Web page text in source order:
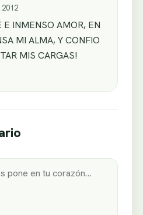
2012
E INMENSO AMOR, EN
MI ALMA, Y CONFIO
MIS CARGAS!